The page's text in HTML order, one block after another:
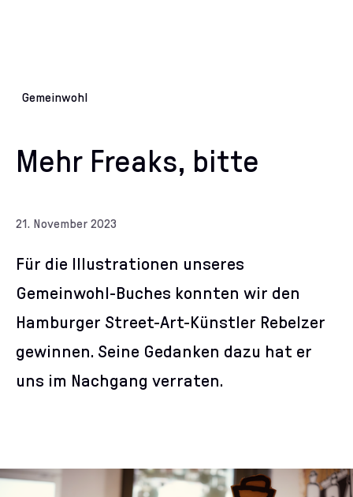
Gemeinwohl
Mehr Freaks, bitte
21. November 2023
Für die Illustrationen unseres
Gemeinwohl-Buches konnten wir den
Hamburger Street-Art-Künstler Rebelzer
gewinnen. Seine Gedanken dazu hat er
uns im Nachgang verraten.